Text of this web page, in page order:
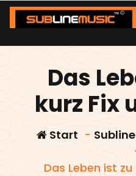
Zum
Inhalt
Das
kurz Fix
Start -
Das Leben ist